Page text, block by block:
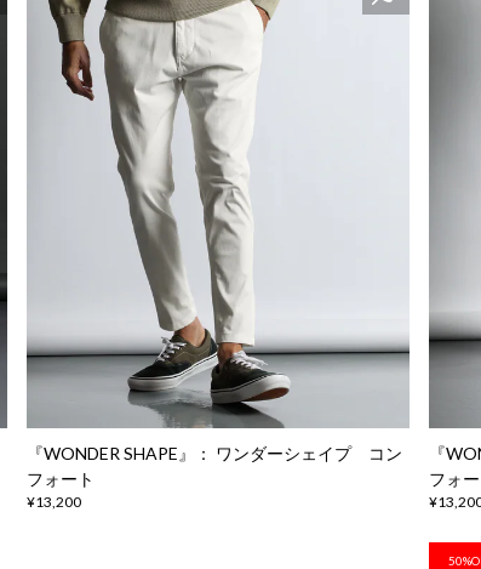
『WONDER SHAPE』： ワンダーシェイプ コン
フォート
¥13,200
『
フォー